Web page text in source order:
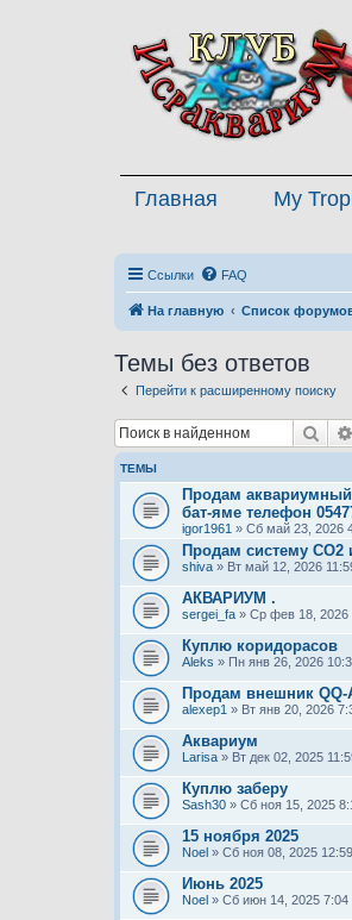
Главная My
Ссылки FAQ
На главную Список
Темы без ответов
Перейти к расширенному поиску
ТЕМЫ
Продам аквариумный
бат-яме телефон
igor1961 » Сб май 23, 2026
Продам систему СО2
shiva » Вт май 12, 2026
АКВАРИУМ .
sergei_fa » Ср фев 18, 2026
Куплю коридорасов
Aleks » Пн янв 26, 2026
Продам внешник QQ-
alexep1 » Вт янв 20, 2026
Аквариум
Larisa » Вт дек 02, 2025
Куплю заберу
Sash30 » Сб ноя 15, 2025
15 ноября 2025
Noel » Сб ноя 08, 2025
Июнь 2025
Noel » Сб июн 14, 2025